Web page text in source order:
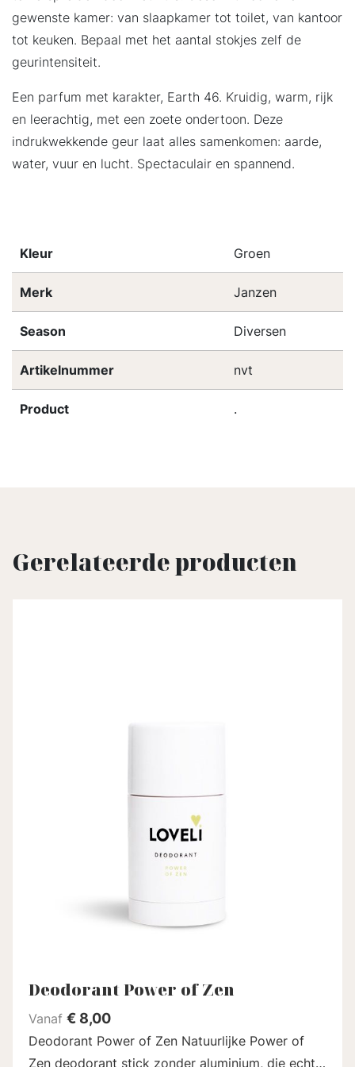
gewenste kamer: van slaapkamer tot toilet, van kantoor
tot keuken. Bepaal met het aantal stokjes zelf de
geurintensiteit.
Een parfum met karakter, Earth 46. Kruidig, warm, rijk
en leerachtig, met een zoete ondertoon. Deze
indrukwekkende geur laat alles samenkomen: aarde,
water, vuur en lucht. Spectaculair en spannend.
Kleur Groen
Merk Janzen
Season Diversen
Artikelnummer nvt
Product .
Gerelateerde producten
Deodorant Power of Zen
Vanaf € 8,00
Deodorant Power of Zen Natuurlijke Power of
Zen deodorant stick zonder aluminium, die echt